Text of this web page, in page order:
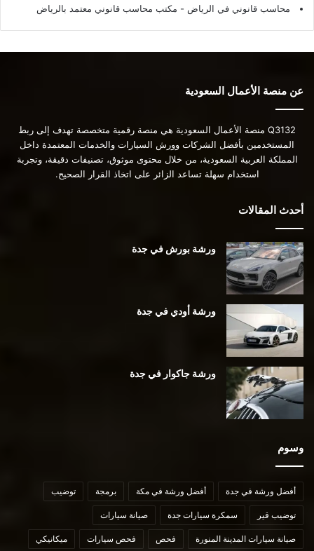
محاسب قانوني في الرياض - مكتب محاسب قانوني معتمد بالرياض
عن منصة الأعمال السعودية
Q3132 منصة الأعمال السعودية هي منصة رقمية متخصصة تهدف إلى ربط
المستخدمين بأفضل الشركات وورش السيارات والخدمات المعتمدة داخل
المملكة العربية السعودية، من خلال محتوى موثوق، تصنيفات دقيقة، وتجربة
استخدام سهلة تساعد الزائر على اتخاذ القرار الصحيح.
أحدث المقالات
ورشة بورش في جدة
ورشة أودي في جدة
ورشة جاكوار في جدة
وسوم
أفضل ورشة في جدة أفضل ورشة في مكة برمجة توضيب
توضيب قير سمكرة سيارات جدة صيانة سيارات
صيانة سيارات المدينة المنورة فحص فحص سيارات ميكانيكي